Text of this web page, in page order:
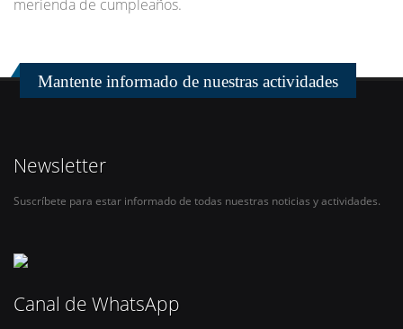
merienda de cumpleaños.
Mantente informado de nuestras actividades
Newsletter
Suscríbete para estar informado de todas nuestras noticias y actividades.
Canal de WhatsApp